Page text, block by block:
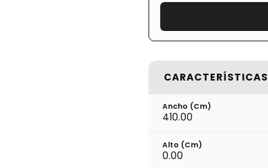
CARACTERÍSTICAS
Ancho (cm)
410.00
Alto (cm)
0.00